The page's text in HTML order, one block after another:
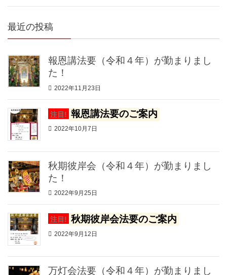
最近の投稿
報恩講法要（令和４年）が勤まりまし
た！
2022年11月23日
注目! 報恩講法要のご案内
2022年10月7日
秋期彼岸会（令和４年）が勤まりまし
た！
2022年9月25日
注目! 秋期彼岸会法要のご案内
2022年9月12日
万灯会法要（令和４年）が勤まりまし